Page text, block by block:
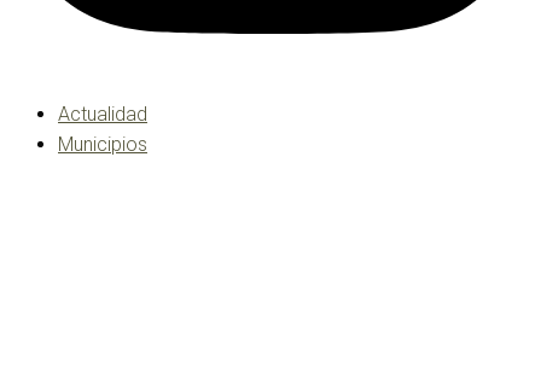
Actualidad
Municipios